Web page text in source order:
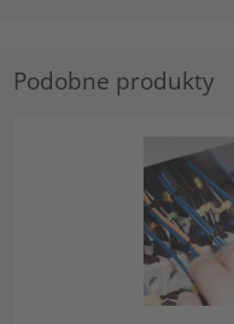
Podobne produkty